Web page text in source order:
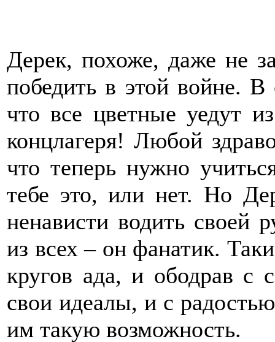
Дерек, похоже, даже не
победить в этой войне.
что все цветные уедут
концлагеря! Любой
что теперь нужно
тебе это, или нет. Но
ненависти водить своей
из всех – он фанатик.
кругов ада, и ободрав с
свои идеалы, и с
им такую возможность.